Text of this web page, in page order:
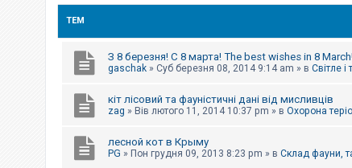
ТЕМ
З 8 березня! С 8 марта! The best wishes in 8
gaschak » Суб березня 08, 2014 9:14 am » в Світле
кіт лісовий та фауністичні дані від мисливців
zag » Вів лютого 11, 2014 10:37 pm » в Охорона
лесной кот в Крыму
PG » Пон грудня 09, 2013 8:23 pm » в Склад фауни,